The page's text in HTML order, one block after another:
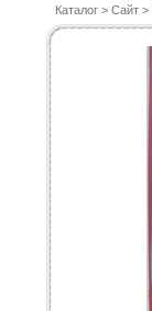
Каталог > Сайт >